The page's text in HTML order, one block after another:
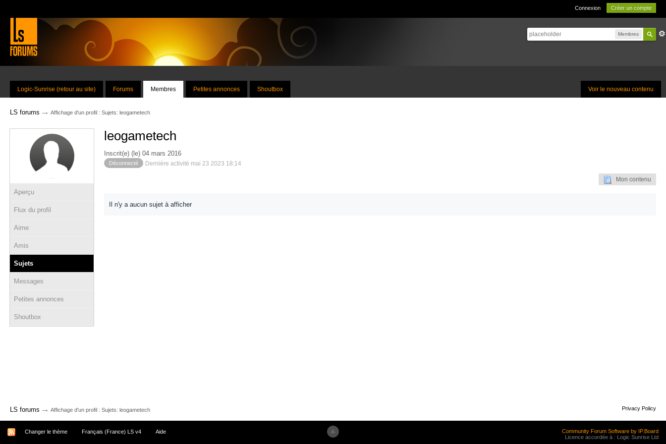
Connexion Créer un compte
Membres
Voir le nouveau contenu
Logic-Sunrise (retour au site) Forums Membres Petites annonces Shoutbox
LS forums → Affichage d'un profil : Sujets: leogametech
Aperçu
Flux du profil
Aime
Amis
Sujets
Messages
Petites annonces
Shoutbox
leogametech
Inscrit(e) (le) 04 mars 2016
Déconnecté Dernière activité mai 23 2023 18:14
Mon contenu
Il n'y a aucun sujet à afficher
LS forums → Affichage d'un profil : Sujets: leogametech Privacy Policy
Changer le thème Français (France) LS v4 Aide
Community Forum Software by IP.Board
Licence accordée à : Logic Sunrise Ltd